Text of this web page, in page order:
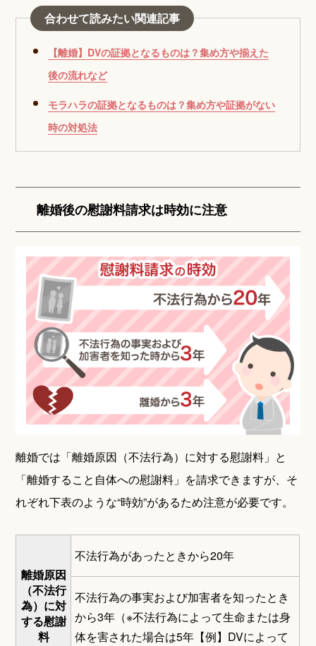
合わせて読みたい関連記事
【離婚】DVの証拠となるものは？集め方や揃えた
後の流れなど
モラハラの証拠となるものは？集め方や証拠がない
時の対処法
離婚後の慰謝料請求は時効に注意
離婚では「離婚原因（不法行為）に対する慰謝料」と
「離婚すること自体への慰謝料」を請求できますが、そ
れぞれ下表のような“時効”があるため注意が必要です。
離婚原因
（不法行
為）に対
する慰謝
料
不法行為があったときから20年
不法行為の事実および加害者を知ったとき
から3年（※不法行為によって生命または身
体を害された場合は5年【例】DVによって